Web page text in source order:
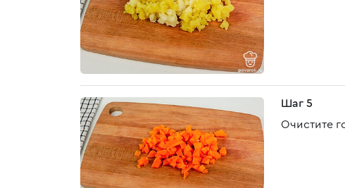
Шаг 5
Очистите